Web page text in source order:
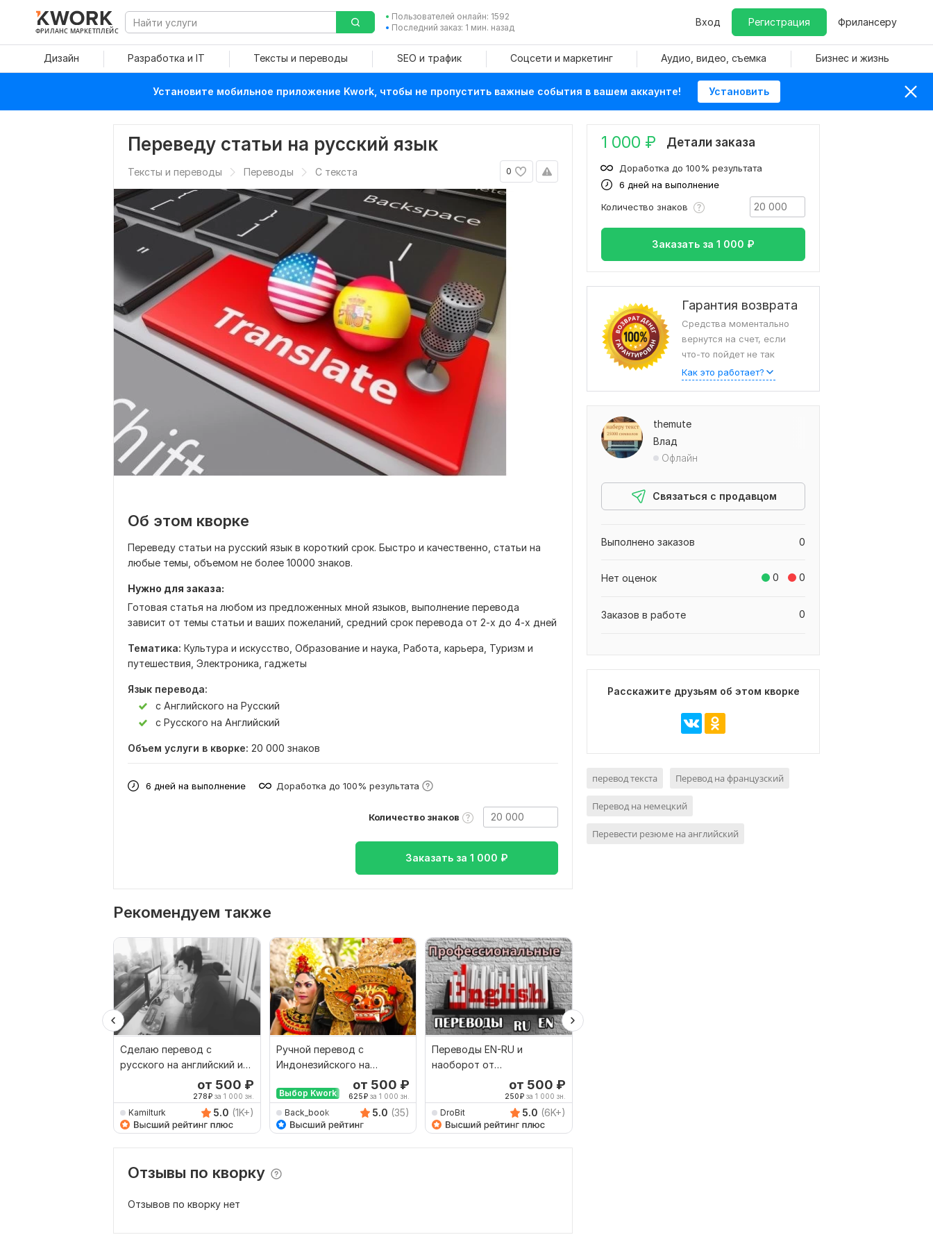
ФРИЛАНС МАРКЕТПЛЕЙС
Пользователей онлайн: 1592
Последний заказ: 1 мин. назад
Вход Регистрация Фрилансеру
Дизайн Разработка и IT Тексты и переводы SEO и трафик Соцсети и маркетинг Аудио, видео, съемка Бизнес и жизнь
Установите мобильное приложение Kwork, чтобы не пропустить важные события в вашем аккаунте! Установить
Переведу статьи на русский язык
0
Тексты и переводы Переводы С текста
Об этом кворке
Переведу статьи на русский язык в короткий срок. Быстро и качественно, статьи на
любые темы, объемом не более 10000 знаков.
Нужно для заказа:
Готовая статья на любом из предложенных мной языков, выполнение перевода
зависит от темы статьи и ваших пожеланий, средний срок перевода от 2-х до 4-х дней
Тематика: Культура и искусство, Образование и наука, Работа, карьера, Туризм и
путешествия, Электроника, гаджеты
Язык перевода:
с Английского на Русский
с Русского на Английский
Объем услуги в кворке: 20 000 знаков
6 дней на выполнение Доработка до 100% результата
Количество знаков
Заказать за 1 000 ₽
Рекомендуем также
Сделаю перевод с
русского на английский и
от 500 ₽
278₽за 1 000 зн.
Kamilturk 5.0 (1K+)
Ручной перевод с
Индонезийского на
Русский и наоборот
Выбор Kwork
от 500 ₽
625₽ за 1 000 зн.
Back_book 5.0 (35)
Переводы EN-RU и
наоборот от
от 500 ₽
250₽за 1 000 зн.
DroBit 5.0 (6K+)
Отзывы по кворку
Отзывов по кворку нет
1 000 ₽ Детали заказа
6 дней на выполнение
Доработка до 100% результата
Количество знаков
Заказать за 1 000 ₽
Гарантия возврата
Средства моментально
вернутся на счет, если
что-то пойдет не так
Как это работает?
themute
Влад
Офлайн
Связаться с продавцом
0
Выполнено заказов
0 0
Нет оценок
0
Заказов в работе
Расскажите друзьям об этом кворке
перевод текста Перевод на французский
Перевод на немецкий
Перевести резюме на английский